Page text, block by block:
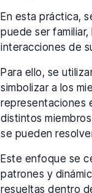
En esta práctica,
puede ser
interacciones de
Para ello, se
simbolizar a los
representaciones
distintos
se pueden
Este enfoque se
patrones y
resueltas dentro